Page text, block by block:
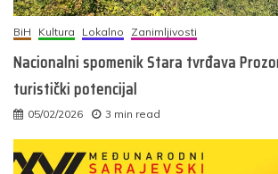
BiH Kultura Lokalno Zanimljivosti
Nacionalni spomenik Stara tvrđava
turistički potencijal
05/02/2026 3 min read